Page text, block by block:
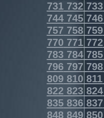
731732733
744745746
757 758759
770 771772
783784785
796797 798
809810811
822823824
835836837
848849850